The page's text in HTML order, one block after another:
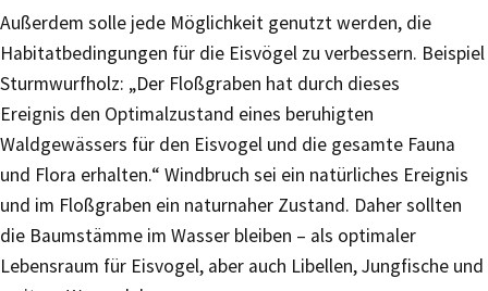
Außerdem solle jede Möglichkeit genutzt werden, die
Habitatbedingungen für die Eisvögel zu verbessern. Beispiel
Sturmwurfholz: „Der Floßgraben hat durch dieses
Ereignis den Optimalzustand eines beruhigten
Waldgewässers für den Eisvogel und die gesamte Fauna
und Flora erhalten.“ Windbruch sei ein natürliches Ereignis
und im Floßgraben ein naturnaher Zustand. Daher sollten
die Baumstämme im Wasser bleiben – als optimaler
Lebensraum für Eisvogel, aber auch Libellen, Jungfische und